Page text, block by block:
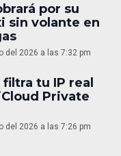
por su
sin volante en
del 2026 a las 7:32 pm
tu IP real
Private
del 2026 a las 7:26 pm